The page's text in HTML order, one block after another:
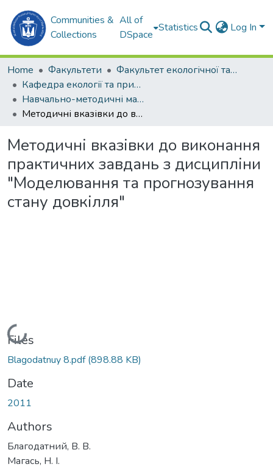
Communities &
Collections
All of
DSpace
Statistics Log In
Home Факультети
Факультет екологічної та техногенної безпеки (ФЕТБ)
Кафедра екології та природоохоронних технологій (Е та ПТ)
Навчально-методичні матеріали (Е та ПТ)
Методичні вказівки до виконання практичних завдань з дисципліни "Моделювання та прогнозування стану довкілля"
Методичні вказівки до виконання
практичних завдань з дисципліни
"Моделювання та прогнозування
стану довкілля"
Loading...
Files
Blagodatnuy 8.pdf(898.88 KB)
Date
2011
Authors
Благодатний, В. В.
Магась, Н. І.